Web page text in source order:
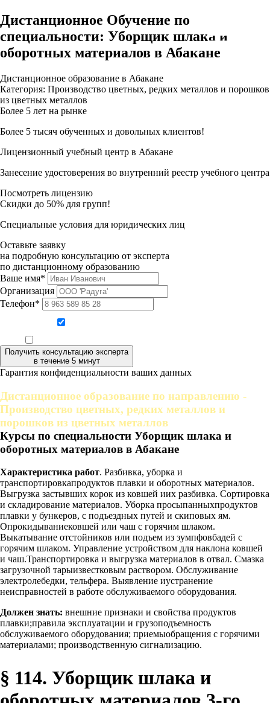
Дистанционное Обучение по
специальности: Уборщик шлака и
оборотных материалов в Абакане
Дистанционное образование в Абакане
Категория: Производство цветных, редких металлов и порошков
из цветных металлов
Более 5 лет на рынке
Более 5 тысяч обученных и довольных клиентов!
Лицензионный учебный центр в Абакане
Занесение удостоверения во внутренний реестр учебного центра
Посмотреть лицензию
Скидки до 50% для групп!
Специальные условия для юридических лиц
Оставьте заявку
на подробную консультацию от эксперта
по дистанционному образованию
Ваше имя*
Организация
Телефон*
Получить консультацию эксперта
в течение 5 минут
Гарантия конфиденциальности ваших данных
Дистанционное образование по направлению -
Производство цветных, редких металлов и
порошков из цветных металлов
Курсы по специальности Уборщик шлака и
оборотных материалов в Абакане
Характеристика работ. Разбивка, уборка и
транспортировкапродуктов плавки и оборотных материалов.
Выгрузка застывших корок из ковшей иих разбивка. Сортировка
и складирование материалов. Уборка просыпанныхпродуктов
плавки у бункеров, с подъездных путей и скиповых ям.
Опрокидываниековшей или чаш с горячим шлаком.
Выкатывание отстойников или подъем из зумпфовбадей с
горячим шлаком. Управление устройством для наклона ковшей
и чаш.Транспортировка и выгрузка материалов в отвал. Смазка
загрузочной тарыизвестковым раствором. Обслуживание
электролебедки, тельфера. Выявление иустранение
неисправностей в работе обслуживаемого оборудования.
Должен знать: внешние признаки и свойства продуктов
плавки;правила эксплуатации и грузоподъемность
обслуживаемого оборудования; приемыобращения с горячими
материалами; производственную сигнализацию.
§ 114. Уборщик шлака и